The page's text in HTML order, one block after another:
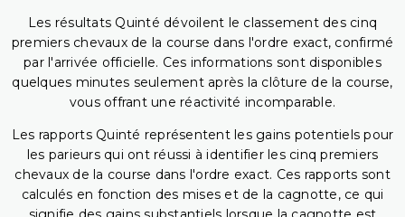
Les résultats Quinté dévoilent le classement des cinq
premiers chevaux de la course dans l'ordre exact, confirmé
par l'arrivée officielle. Ces informations sont disponibles
quelques minutes seulement après la clôture de la course,
vous offrant une réactivité incomparable.
Les rapports Quinté représentent les gains potentiels pour
les parieurs qui ont réussi à identifier les cinq premiers
chevaux de la course dans l'ordre exact. Ces rapports sont
calculés en fonction des mises et de la cagnotte, ce qui